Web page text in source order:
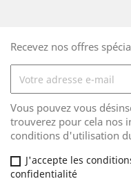
Recevez nos offres
Vous pouvez vous
trouverez pour cela nos
conditions d'utilisation
J'accepte les
confidentialité